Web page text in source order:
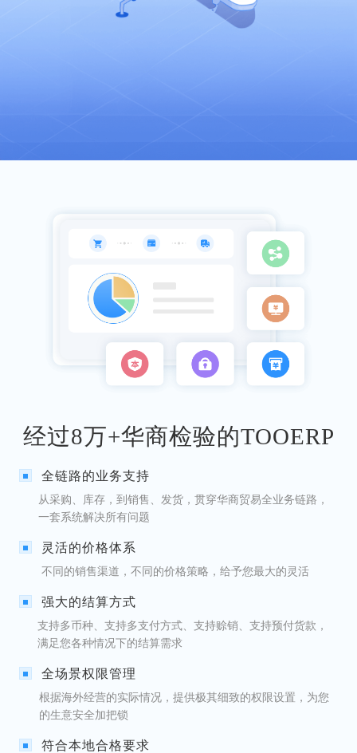
经过8万+华商检验的TOOERP
全链路的业务支持
从采购、库存，到销售、发货，贯穿华商贸易全业务链路，
一套系统解决所有问题
灵活的价格体系
不同的销售渠道，不同的价格策略，给予您最大的灵活
强大的结算方式
支持多币种、支持多支付方式、支持赊销、支持预付货款，
满足您各种情况下的结算需求
全场景权限管理
根据海外经营的实际情况，提供极其细致的权限设置，为您
的生意安全加把锁
符合本地合格要求